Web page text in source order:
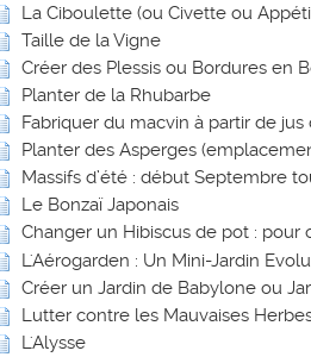
La Ciboulette (ou Civette ou
Taille de la Vigne
Créer des Plessis ou Bordures en
Planter de la Rhubarbe
Fabriquer du macvin à partir de jus
Planter des Asperges
Massifs d’été : début Septembre
Le Bonzaï Japonais
Changer un Hibiscus de pot : pour
L'Aérogarden : Un Mini-Jardin
Créer un Jardin de Babylone ou
Lutter contre les Mauvaises
L'Alysse